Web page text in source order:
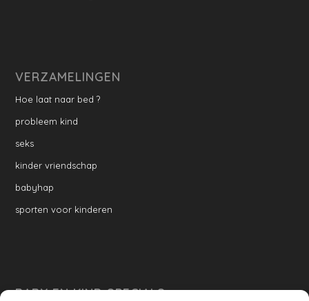
VERZAMELINGEN
Hoe laat naar bed ?
probleem kind
seks
kinder vriendschap
babyhap
sporten voor kinderen
BABY EN KIND SPECIALS